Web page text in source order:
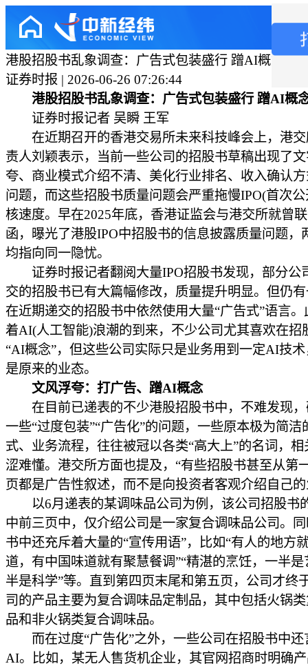
港股招股书乱象调查：广告式包装盛行 蹭AI概念花
证券时报 | 2026-06-26 07:26:44
港股招股书乱象调查：广告式包装盛行 蹭AI概
证券时报记者 吴瞬 王军
在近期召开的香港交易所未来科技峰会上，港交
责人刘颖表示，当前一些公司的招股书草稿出现了
夸、商业模式介绍不清、美化行业排名、收入确认
问题，而这些招股书质量问题会严重拖慢IPO(首次
核速度。早在2025年底，香港证监会与港交所就曾
函，曝光了港股IPO中招股书的信息披露质量问题，
均指向同一隐忧。
证券时报记者翻阅大量IPO招股书发现，部分公
交的招股书已有大篇幅修改，质量提升明显。但仍
在近期递交的招股书中依然使用大量“广告式”语言。
着AI(人工智能)浪潮的到来，不少公司尤其喜欢在招
“AI概念”，但这些公司实际只是业务用到一定AI技
是原来的业态。
文风浮夸：打广告、蹭AI概念
在目前已递表的不少港股招股书中，不难发现，
一些“过度包装”“广告化”的问题，一些原本极为简洁
式、业务流程，往往被冠以各类“高大上”的名词，相
涩难懂。港交所方面也提及，“有些招股书甚至从第
页都是广告性叙述，而不是向投资者客观介绍自己
以6月递表的某调味品公司为例，该公司招股书
中前三页中，仅介绍公司是一家复合调味品公司。
书中还充斥着大量的“宣传用语”，比如“有人的地方
道，有中国味道就有聚慧餐调”“精湛的烹饪，一半是
半是科学”等。直到第四页末尾和第五页，公司才终
司的产品主要为复合调味品定制品，其中包括火锅
品和非火锅类复合调味品。
而在过度“广告化”之外，一些公司在招股书中还
AI。比如，某无人售货机企业，其官网招商时明确